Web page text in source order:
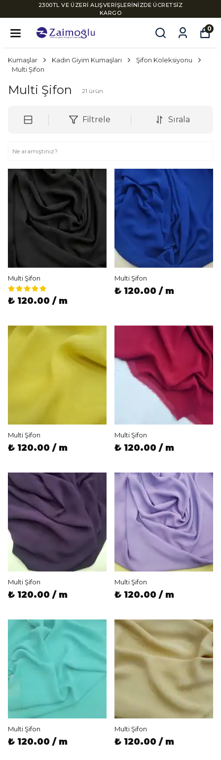
2300TL VE ÜZERİ ALIŞVERİŞLERİNİZDE ÜCRETSİZ
KARGO
0
Kumaşlar Kadın Giyim Kumaşları
Şifon Koleksiyonu
Multi Şifon
Multi Şifon 21 ürün
Filtrele Sırala
Multi Şifon
₺ 120.00 / m
Multi Şifon
₺ 120.00 / m
Multi Şifon
₺ 120.00 / m
Multi Şifon
₺ 120.00 / m
Multi Şifon
₺ 120.00 / m
Multi Şifon
₺ 120.00 / m
Multi Şifon
₺ 120.00 / m
Multi Şifon
₺ 120.00 / m